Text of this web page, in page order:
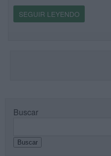
SEGUIR LEYENDO
Buscar
Buscar